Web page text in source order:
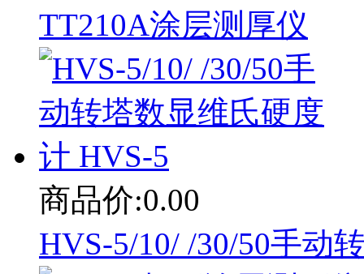
TT210A涂层测厚仪
商品价:0.00
HVS-5/10/ /30/50手动